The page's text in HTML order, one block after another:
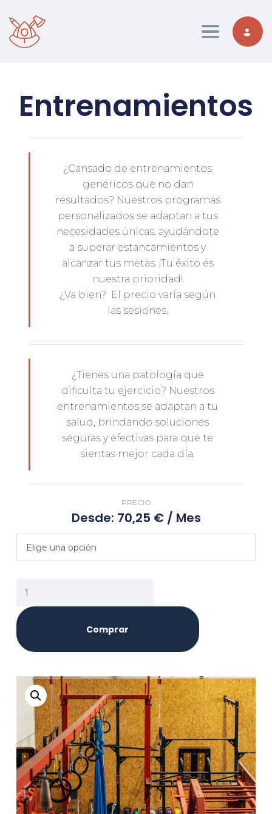
Toggle
Entrenamientos
¿Cansado de entrenamientos
genéricos que no dan
resultados? Nuestros programas
personalizados se adaptan a tus
necesidades únicas, ayudándote
a superar estancamientos y
alcanzar tus metas. ¡Tu éxito es
nuestra prioridad!
¿Va bien? El precio varía según
las sesiones.
¿Tienes una patología que
dificulta tu ejercicio? Nuestros
entrenamientos se adaptan a tu
salud, brindando soluciones
seguras y efectivas para que te
sientas mejor cada día.
PRECIO
Desde: 70,25 € / Mes
Elige una opción
Comprar